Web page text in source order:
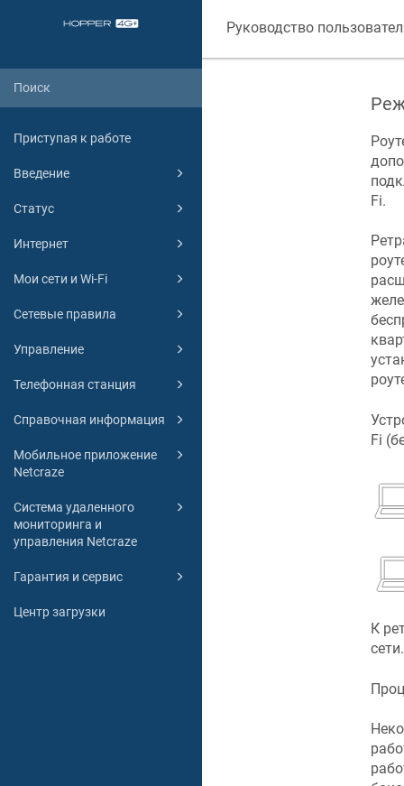
Приступая к работе
Введение
Статус
Интернет
Мои сети и Wi-Fi
Сетевые правила
Управление
Телефонная станция
Справочная информация
Мобильное приложение
Netcraze
Система удаленного
мониторинга и
управления Netcraze
Гарантия и сервис
Центр загрузки
Руководство
Fi.
Fi
К
сети.